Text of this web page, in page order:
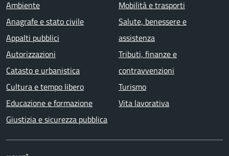
Ambiente
Anagrafe e stato civile
Appalti pubblici
Autorizzazioni
Catasto e urbanistica
Cultura e tempo libero
Educazione e formazione
Giustizia e sicurezza pubblica
Mobilità e trasporti
Salute, benessere e
assistenza
Tributi, finanze e
contravvenzioni
Turismo
Vita lavorativa